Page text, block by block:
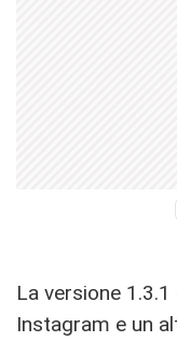
La versione
Instagram e un